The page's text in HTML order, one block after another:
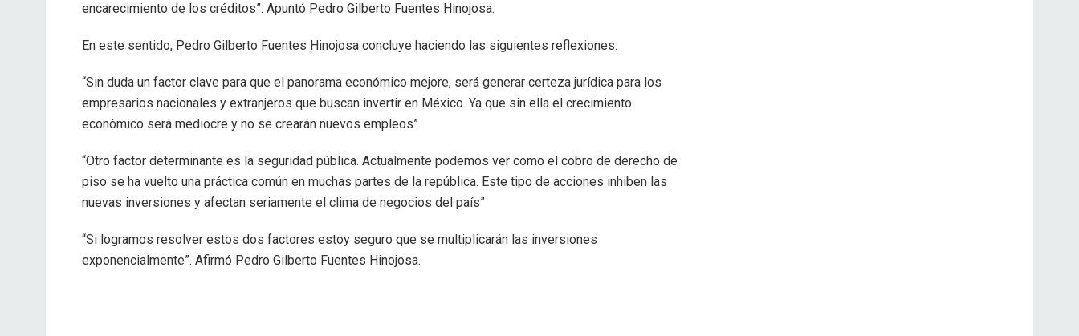
encarecimiento de los créditos”. Apuntó Pedro Gilberto Fuentes Hinojosa.
En este sentido, Pedro Gilberto Fuentes Hinojosa concluye haciendo las siguientes reflexiones:
“Sin duda un factor clave para que el panorama económico mejore, será generar certeza jurídica para los
empresarios nacionales y extranjeros que buscan invertir en México. Ya que sin ella el crecimiento
económico será mediocre y no se crearán nuevos empleos”
“Otro factor determinante es la seguridad pública. Actualmente podemos ver como el cobro de derecho de
piso se ha vuelto una práctica común en muchas partes de la república. Este tipo de acciones inhiben las
nuevas inversiones y afectan seriamente el clima de negocios del país”
“Si logramos resolver estos dos factores estoy seguro que se multiplicarán las inversiones
exponencialmente”. Afirmó Pedro Gilberto Fuentes Hinojosa.